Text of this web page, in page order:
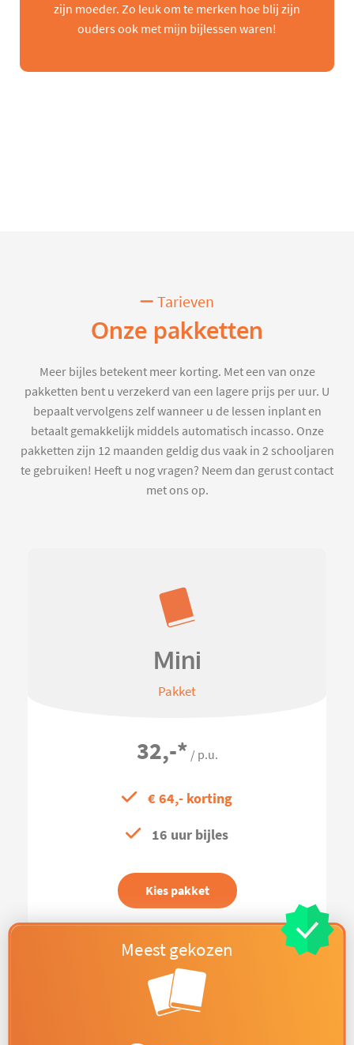
zijn moeder. Zo leuk om te merken hoe blij zijn
ouders ook met mijn bijlessen waren!
Tarieven
Onze pakketten
Meer bijles betekent meer korting. Met een van onze
pakketten bent u verzekerd van een lagere prijs per uur. U
bepaalt vervolgens zelf wanneer u de lessen inplant en
betaalt gemakkelijk middels automatisch incasso. Onze
pakketten zijn 12 maanden geldig dus vaak in 2 schooljaren
te gebruiken! Heeft u nog vragen? Neem dan gerust contact
met ons op.
Mini
Pakket
32,-* / p.u.
€ 64,- korting
16 uur bijles
Kies pakket